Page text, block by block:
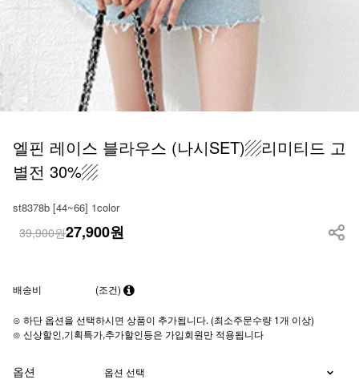
엘핀 레이스 블라우스 (나시SET)▨리미티드 고
별전 30%▨
st8378b [44~66] 1color
39,900원27,900원
배송비 (조건)
⊙ 하단 옵션을 선택하시면 상품이 추가됩니다. (최소주문수량 1개 이상)
⊙ 신상할인,기획특가,추가할인등은 가입회원만 적용됩니다
옵션